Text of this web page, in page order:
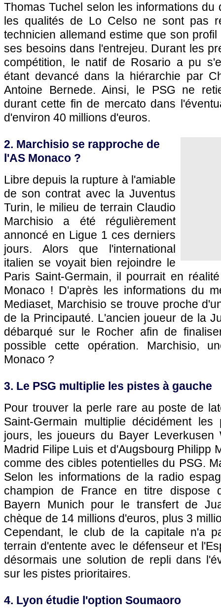
Thomas Tuchel selon les informations du
les qualités de Lo Celso ne sont pas
technicien allemand estime que son
ses besoins dans l'entrejeu. Durant les
compétition, le natif de Rosario a pu
étant devancé dans la hiérarchie par
Antoine Bernede. Ainsi, le PSG ne
durant cette fin de mercato dans
d'environ 40 millions d'euros.
2. Marchisio se rapproche de
l'AS Monaco ?
Libre depuis la rupture à l'amiable
de son contrat avec la Juventus
Turin, le milieu de terrain Claudio
Marchisio a été régulièrement
annoncé en Ligue 1 ces derniers
jours. Alors que l'international
italien se voyait bien rejoindre le
Paris Saint-Germain, il pourrait en
Monaco ! D'après les informations du
Mediaset, Marchisio se trouve proche
de la Principauté. L'ancien joueur de la
débarqué sur le Rocher afin de
possible cette opération. Marchisio,
Monaco ?
3. Le PSG multiplie les pistes à gauche
Pour trouver la perle rare au poste de
Saint-Germain multiplie décidément
jours, les joueurs du Bayer Leverkusen
Madrid Filipe Luis et d'Augsbourg Philipp
comme des cibles potentielles du PSG.
Selon les informations de la radio
champion de France en titre dispose
Bayern Munich pour le transfert de
chèque de 14 millions d'euros, plus 3
Cependant, le club de la capitale n'a
terrain d'entente avec le défenseur et
désormais une solution de repli dans
sur les pistes prioritaires.
4. Lyon étudie l'option Soumaoro